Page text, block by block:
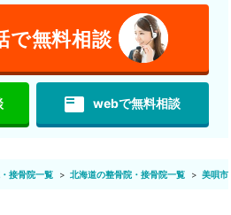
で無料相談
featured_play_list webで無料相談
接骨院一覧 北海道の整骨院・接骨院一覧 美唄市